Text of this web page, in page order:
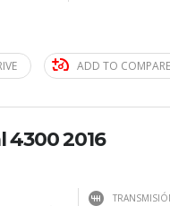
ADD TO COMPARE
2016